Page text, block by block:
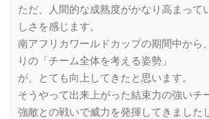
ただ、人間的な成熟度がかなり高まって
しさを感じます。
南アフリカワールドカップの期間中から
りの「チーム全体を考える姿勢」
が、とても向上してきたと思います。
そうやって出来上がった結束力の強いチ
強敵との戦いで威力を発揮してきました